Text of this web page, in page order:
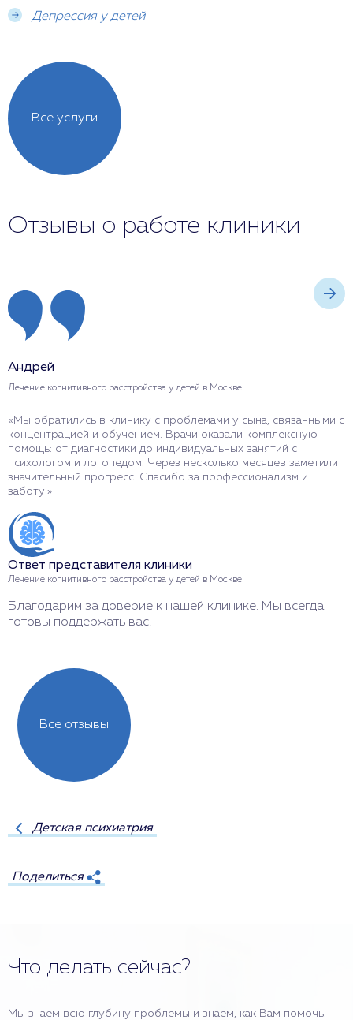
Депрессия у детей
Все услуги
Отзывы о работе клиники
Андрей
Лечение когнитивного расстройства у детей в Москве
«Мы обратились в клинику с проблемами у сына, связанными с
концентрацией и обучением. Врачи оказали комплексную
помощь: от диагностики до индивидуальных занятий с
психологом и логопедом. Через несколько месяцев заметили
значительный прогресс. Спасибо за профессионализм и
заботу!»
Ответ представителя клиники
Лечение когнитивного расстройства у детей в Москве
Благодарим за доверие к нашей клинике. Мы всегда
готовы поддержать вас.
Все отзывы
Детская психиатрия
Поделиться
Что делать сейчас?
Мы знаем всю глубину проблемы и знаем, как Вам помочь.